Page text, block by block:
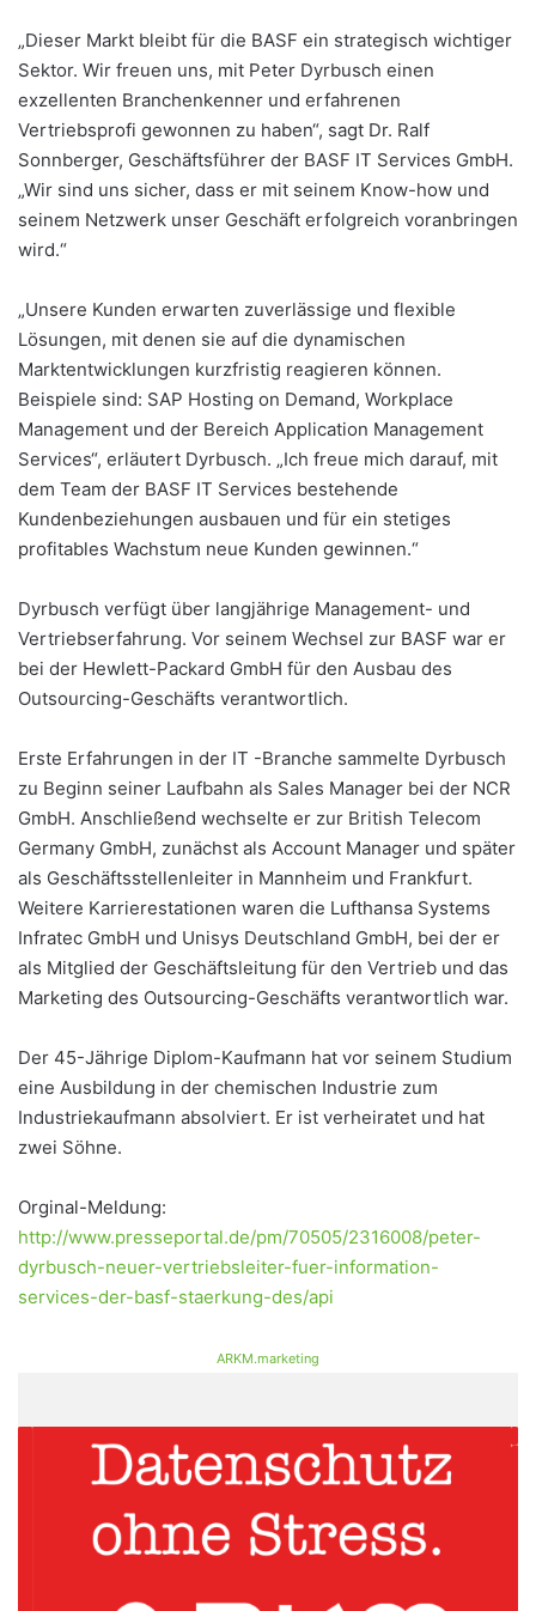
„Dieser Markt bleibt für die BASF ein strategisch wichtiger
Sektor. Wir freuen uns, mit Peter Dyrbusch einen
exzellenten Branchenkenner und erfahrenen
Vertriebsprofi gewonnen zu haben“, sagt Dr. Ralf
Sonnberger, Geschäftsführer der BASF IT Services GmbH.
„Wir sind uns sicher, dass er mit seinem Know-how und
seinem Netzwerk unser Geschäft erfolgreich voranbringen
wird.“
„Unsere Kunden erwarten zuverlässige und flexible
Lösungen, mit denen sie auf die dynamischen
Marktentwicklungen kurzfristig reagieren können.
Beispiele sind: SAP Hosting on Demand, Workplace
Management und der Bereich Application Management
Services“, erläutert Dyrbusch. „Ich freue mich darauf, mit
dem Team der BASF IT Services bestehende
Kundenbeziehungen ausbauen und für ein stetiges
profitables Wachstum neue Kunden gewinnen.“
Dyrbusch verfügt über langjährige Management- und
Vertriebserfahrung. Vor seinem Wechsel zur BASF war er
bei der Hewlett-Packard GmbH für den Ausbau des
Outsourcing-Geschäfts verantwortlich.
Erste Erfahrungen in der IT -Branche sammelte Dyrbusch
zu Beginn seiner Laufbahn als Sales Manager bei der NCR
GmbH. Anschließend wechselte er zur British Telecom
Germany GmbH, zunächst als Account Manager und später
als Geschäftsstellenleiter in Mannheim und Frankfurt.
Weitere Karrierestationen waren die Lufthansa Systems
Infratec GmbH und Unisys Deutschland GmbH, bei der er
als Mitglied der Geschäftsleitung für den Vertrieb und das
Marketing des Outsourcing-Geschäfts verantwortlich war.
Der 45-Jährige Diplom-Kaufmann hat vor seinem Studium
eine Ausbildung in der chemischen Industrie zum
Industriekaufmann absolviert. Er ist verheiratet und hat
zwei Söhne.
Orginal-Meldung:
http://www.presseportal.de/pm/70505/2316008/peter-
dyrbusch-neuer-vertriebsleiter-fuer-information-
services-der-basf-staerkung-des/api
ARKM.marketing